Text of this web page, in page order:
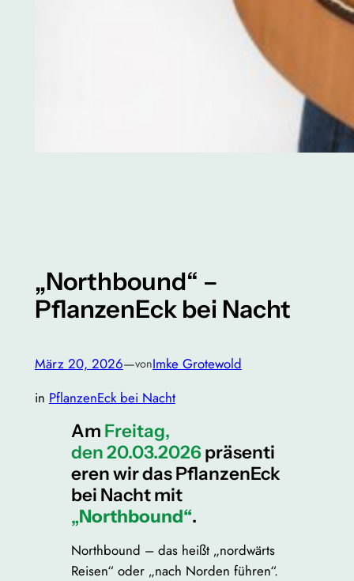
„Northbound“ –
PflanzenEck bei Nacht
März 20, 2026—vonImke Grotewold
in PflanzenEck bei Nacht
Am Freitag,
den 20.03.2026präsenti
eren wir das PflanzenEck
bei Nacht mit
„Northbound“.
Northbound – das heißt „nordwärts
Reisen“ oder „nach Norden führen“.